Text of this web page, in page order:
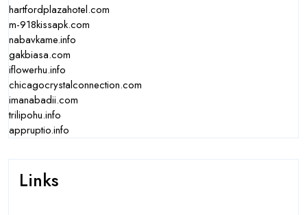
hartfordplazahotel.com
m-918kissapk.com
nabavkame.info
gakbiasa.com
iflowerhu.info
chicagocrystalconnection.com
imanabadii.com
trilipohu.info
appruptio.info
Links